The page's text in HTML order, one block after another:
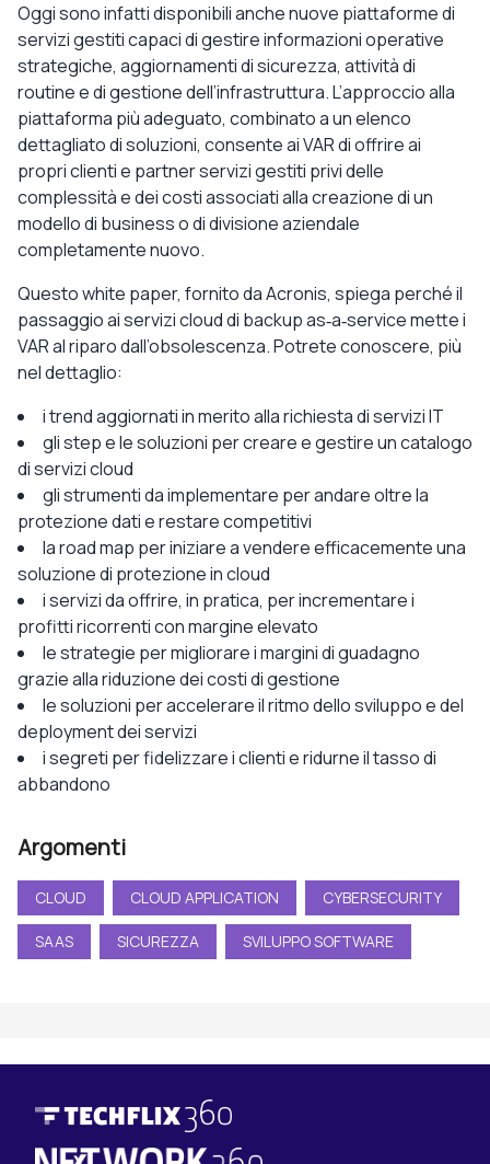
Oggi sono infatti disponibili anche nuove piattaforme di
servizi gestiti capaci di gestire informazioni operative
strategiche, aggiornamenti di sicurezza, attività di
routine e di gestione dell’infrastruttura. L’approccio alla
piattaforma più adeguato, combinato a un elenco
dettagliato di soluzioni, consente ai VAR di offrire ai
propri clienti e partner servizi gestiti privi delle
complessità e dei costi associati alla creazione di un
modello di business o di divisione aziendale
completamente nuovo.
Questo white paper, fornito da Acronis, spiega perché il
passaggio ai servizi cloud di backup as‑a‑service mette i
VAR al riparo dall’obsolescenza. Potrete conoscere, più
nel dettaglio:
i trend aggiornati in merito alla richiesta di servizi IT
gli step e le soluzioni per creare e gestire un catalogo
di servizi cloud
gli strumenti da implementare per andare oltre la
protezione dati e restare competitivi
la road map per iniziare a vendere efficacemente una
soluzione di protezione in cloud
i servizi da offrire, in pratica, per incrementare i
profitti ricorrenti con margine elevato
le strategie per migliorare i margini di guadagno
grazie alla riduzione dei costi di gestione
le soluzioni per accelerare il ritmo dello sviluppo e del
deployment dei servizi
i segreti per fidelizzare i clienti e ridurne il tasso di
abbandono
Argomenti
CLOUD CLOUD APPLICATION CYBERSECURITY
SAAS SICUREZZA SVILUPPO SOFTWARE